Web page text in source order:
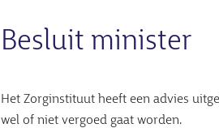
Besluit minister
Het Zorginstituut heeft een advies
wel of niet vergoed gaat worden.